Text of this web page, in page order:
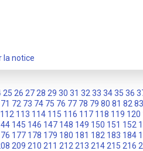
la notice
25 26 27 28 29 30 31 32 33 34 35 36
71 72 73 74 75 76 77 78 79 80 81 82 83
112 113 114 115 116 117 118 119 120
145 146 147 148 149 150 151 152
177 178 179 180 181 182 183 184
209 210 211 212 213 214 215 216